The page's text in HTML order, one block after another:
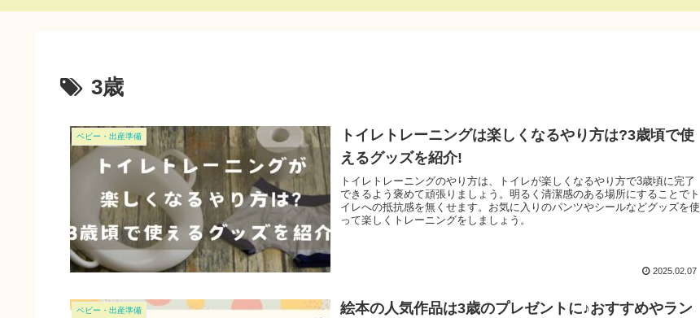
3歳
ベビー・出産準備
トイレトレーニングは楽しくなるやり方は?3歳頃で使
えるグッズを紹介!
トイレトレーニングのやり方は、トイレが楽しくなるやり方で3歳頃に完了
できるよう褒めて頑張りましょう。明るく清潔感のある場所にすることでト
イレへの抵抗感を無くせます。お気に入りのパンツやシールなどグッズを使
って楽しくトレーニングをしましょう。
2025.02.07
ベビー・出産準備
絵本の人気作品は3歳のプレゼントに♪おすすめやラン